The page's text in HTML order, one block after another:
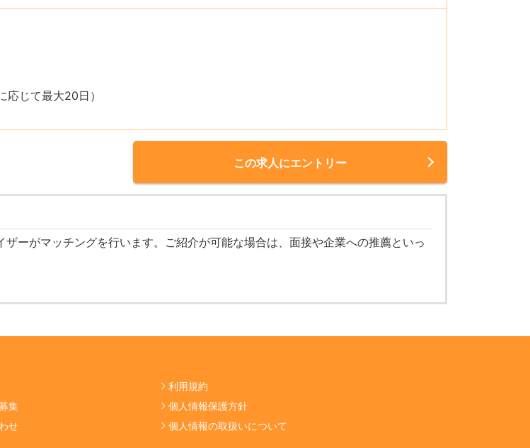
応じて最大20日）
この求人にエントリー
ーがマッチングを行います。ご紹介が可能な場合は、面接や企業への推薦といっ
集
せ
利用規約
個人情報保護方針
個人情報の取扱いについて